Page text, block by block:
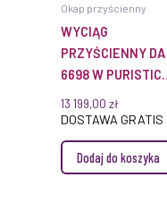
Okap przyścienny
WYCIĄG
PRZYŚCIENNY DA
6698 W PURISTIC
EDITION 6000
STAL SZLACHETNA
MIELE
13 199,00 zł
DOSTAWA GRATIS
Dodaj do koszyka